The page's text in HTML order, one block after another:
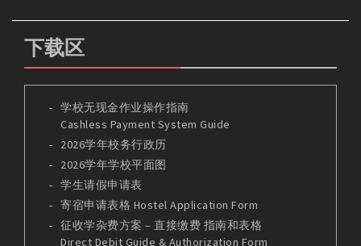
下载区
学校无现金作业操作指南
Cashless Payment System Guide
2026学年校务行政历
2026学年学校平面图
学生请假申请表
寄宿申请表格 Hostel Application Form
征收学杂费方案 – 直接缴费 指南和表格
Direct Debit Guide & Authorization Form